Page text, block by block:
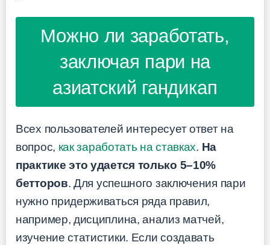
Можно ли заработать,
заключая пари на
азиатский гандикап
Всех пользователей интересует ответ на
вопрос, как заработать на ставках. На
практике это удается только 5–10%
бетторов. Для успешного заключения пари
нужно придерживаться ряда правил,
например, дисциплина, анализ матчей,
изучение статистики. Если создавать